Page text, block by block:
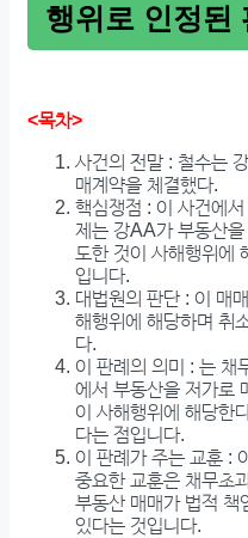
행위로 인정된
<목차>
사건의 전말 : 철수는
매계약을 체결했다.
핵심쟁점 : 이 사건에
제는 강AA가 부동산을
도한 것이 사해행위에
입니다.
대법원의 판단 : 이 매
해행위에 해당하며 취
다.
이 판례의 의미 : 는 채
에서 부동산을 저가로
이 사해행위에 해당한
다는 점입니다.
이 판례가 주는 교훈 :
중요한 교훈은 채무초
부동산 매매가 법적 책
있다는 것입니다.